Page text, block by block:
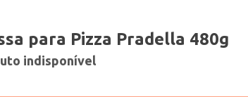
para Pizza Pradella 480g
indisponível